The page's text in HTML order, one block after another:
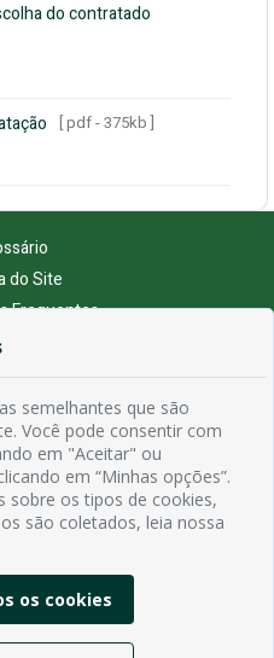
do contratado
[ pdf - 375kb ]
Campina Grande - PB
em feriados Nacionais,
do Site
Frequentes
Privacidade
semelhantes que são
Você pode consentir com
em "Aceitar" ou
em “Minhas opções”.
sobre os tipos de cookies,
são coletados, leia nossa
os cookies